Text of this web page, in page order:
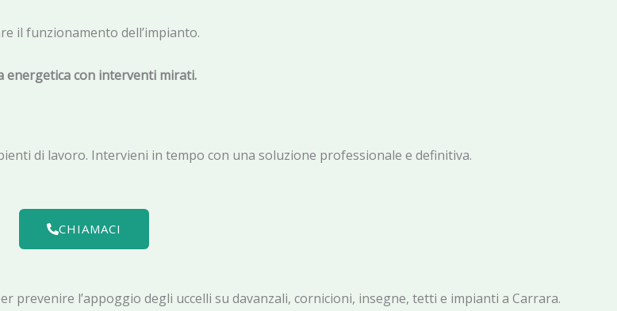
il funzionamento dell’impianto.
energetica con interventi mirati.
di lavoro. Intervieni in tempo con una soluzione professionale e definitiva.
CHIAMACI
l’appoggio degli uccelli su davanzali, cornicioni, insegne, tetti e impianti a Carrara.